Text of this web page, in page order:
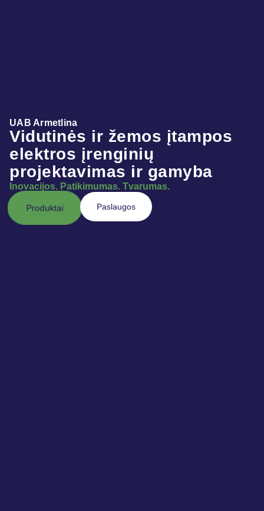
UAB Armetlina
Vidutinės ir žemos įtampos
elektros įrenginių
projektavimas ir gamyba
Inovacijos. Patikimumas. Tvarumas.
Produktai Paslaugos